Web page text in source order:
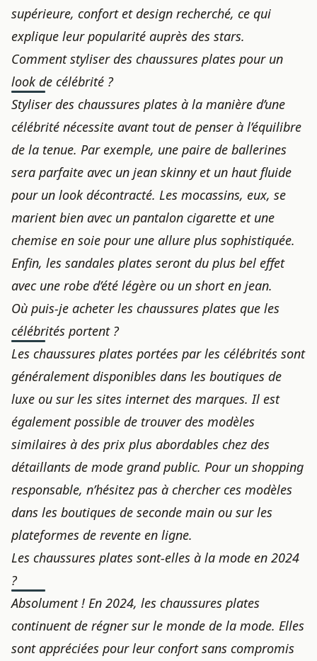
supérieure, confort et design recherché, ce qui
explique leur popularité auprès des stars.
Comment styliser des chaussures plates pour un
look de célébrité ?
Styliser des chaussures plates à la manière d’une
célébrité nécessite avant tout de penser à l’équilibre
de la tenue. Par exemple, une paire de ballerines
sera parfaite avec un jean skinny et un haut fluide
pour un look décontracté. Les mocassins, eux, se
marient bien avec un pantalon cigarette et une
chemise en soie pour une allure plus sophistiquée.
Enfin, les sandales plates seront du plus bel effet
avec une robe d’été légère ou un short en jean.
Où puis-je acheter les chaussures plates que les
célébrités portent ?
Les chaussures plates portées par les célébrités sont
généralement disponibles dans les boutiques de
luxe ou sur les sites internet des marques. Il est
également possible de trouver des modèles
similaires à des prix plus abordables chez des
détaillants de mode grand public. Pour un shopping
responsable, n’hésitez pas à chercher ces modèles
dans les boutiques de seconde main ou sur les
plateformes de revente en ligne.
Les chaussures plates sont-elles à la mode en 2024
?
Absolument ! En 2024, les chaussures plates
continuent de régner sur le monde de la mode. Elles
sont appréciées pour leur confort sans compromis